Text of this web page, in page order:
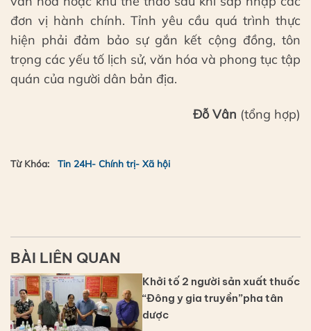
đơn vị hành chính. Tỉnh yêu cầu quá trình thực
hiện phải đảm bảo sự gắn kết cộng đồng, tôn
trọng các yếu tố lịch sử, văn hóa và phong tục tập
quán của người dân bản địa.
Đỗ Vân (tổng hợp)
Từ Khóa: Tin 24H- Chính trị- Xã hội
BÀI LIÊN QUAN
Khởi tố 2 người sản xuất thuốc
“Đông y gia truyền”pha tân
dược